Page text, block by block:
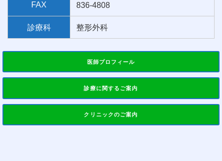
FAX
836-4808
診療科 整形外科
医師プロフィール
診療に関するご案内
クリニックのご案内